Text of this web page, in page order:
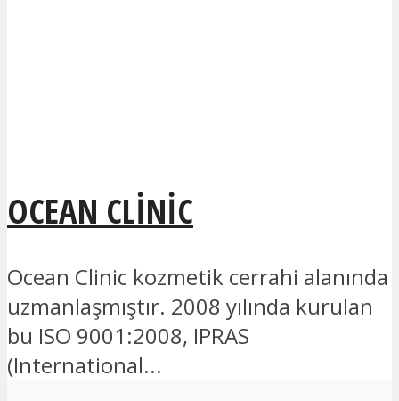
OCEAN CLINIC
Ocean Clinic kozmetik cerrahi alanında
uzmanlaşmıştır. 2008 yılında kurulan
bu ISO 9001:2008, IPRAS
(International...